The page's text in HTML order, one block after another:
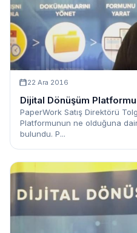
22 Ara 2016
Dijital Dönüşüm
PaperWork Satış Direktörü
Platformunun ne olduğuna
bulundu. P...